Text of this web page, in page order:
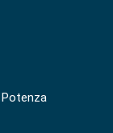
Potenza